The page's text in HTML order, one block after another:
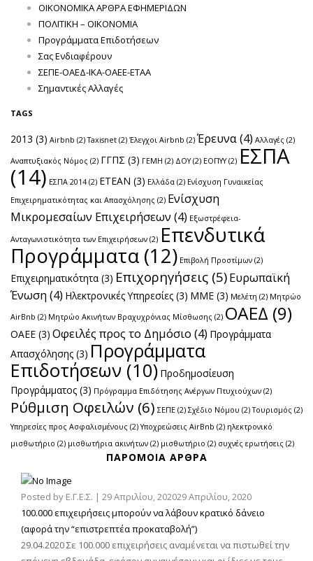
ΟΙΚΟΝΟΜΙΚΑ ΑΡΘΡΑ ΕΦΗΜΕΡΙΔΩΝ
ΠΟΛΙΤΙΚΗ – ΟΙΚΟΝΟΜΙΑ
Προγράμματα Επιδοτήσεων
Σας Ενδιαφέρουν
ΣΕΠΕ-ΟΑΕΔ-ΙΚΑ-ΟΑΕΕ-ΕΤΑΑ
Σημαντικές Αλλαγές
TAGS
2013 (3) Airbnb (2) Taxisnet (2) Έλεγχοι Airbnb (2) Έρευνα(4) Αλλαγές (2)
Αναπτυξιακός Νόμος (2) ΓΓΠΣ (3) ΓΕΜΗ (2) ΔΟΥ(2) ΕΟΠΥΥ(2) ΕΣΠΑ
(14) ΕΣΠΑ 2014 (2) ΕΤΕΑΝ (3) Ελλάδα (2) Ενίσχυση Γυναικείας
Επιχειρηματικότητας και Απασχόλησης (2) Ενίσχυση
Μικρομεσαίων Επιχειρήσεων (4) Εξωστρέφεια-
Ανταγωνιστικότητα των Επιχειρήσεων (2) Επενδυτικά
Προγράμματα (12) Επιβολή Προστίμων (2)
Επιχειρηματικότητα (3) Επιχορηγήσεις (5)Ευρωπαϊκή
Ένωση(4) Ηλεκτρονικές Υπηρεσίες (3) ΜΜΕ (3) Μελέτη (2) Μητρώο
AirBnb (2) Μητρώο Ακινήτων Βραχυχρόνιας Μίσθωσης (2) ΟΑΕΔ (9)
ΟΑΕΕ (3) Οφειλές προς το Δημόσιο (4) Προγράμματα
Απασχόλησης (3) Προγράμματα
Επιδοτήσεων (10) Προδημοσίευση
Προγράμματος (3) Πρόγραμμα Επιδότησης Ανέργων Πτυχιούχων (2)
Ρύθμιση Οφειλών (6) ΣΕΠΕ (2) Σχέδιο Νόμου (2) Τουρισμός (2)
Υπηρεσίες προς Ασφαλισμένους (2) Υποχρεώσεις AirBnb (2) ηλεκτρονικό
μισθωτήριο (2) μισθωτήρια ακινήτων (2) μισθωτήριο (2) συχνές ερωτήσεις (2)
ΠΑΡΌΜΟΙΑ ΆΡΘΡΑ
Posted by Ε.Γ.Ε.Σ. | 29 Απριλίου, 202029 Απριλίου, 2020
100.000 επιχειρήσεις μπορούν να λάβουν κρατικό δάνειο
(αφορά την “επιστρεπτέα προκαταβολή”)
29.04.2020 Σε 100.000 επιχειρήσεις αναμένεται να πιστωθεί την